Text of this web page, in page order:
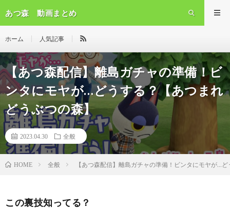
あつ森 動画まとめ
ホーム 人気記事
【あつ森配信】離島ガチャの準備！ビ
ンタにモヤが…どうする？【あつまれ
どうぶつの森】
2023.04.30 全般
HOME 全般 【あつ森配信】離島ガチャの準備！ビンタにモヤが…
この裏技知ってる？